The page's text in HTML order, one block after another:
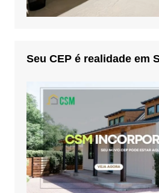
Seu CEP é realidade em